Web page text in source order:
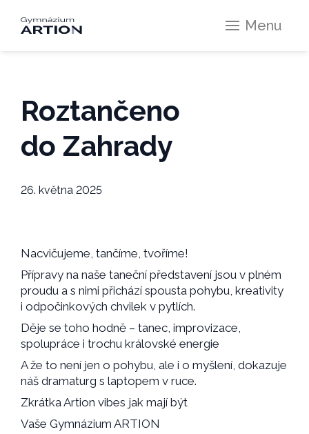
Menu
Roztančeno
do Zahrady
26. května 2025
Nacvičujeme, tančíme, tvoříme!
Přípravy na naše taneční představení jsou v plném
proudu a s nimi přichází spousta pohybu, kreativity
i odpočinkových chvilek v pytlích.
Děje se toho hodně – tanec, improvizace,
spolupráce i trochu královské energie
A že to není jen o pohybu, ale i o myšlení, dokazuje
náš dramaturg s laptopem v ruce.
Zkrátka Artion vibes jak mají být
Vaše Gymnázium ARTION